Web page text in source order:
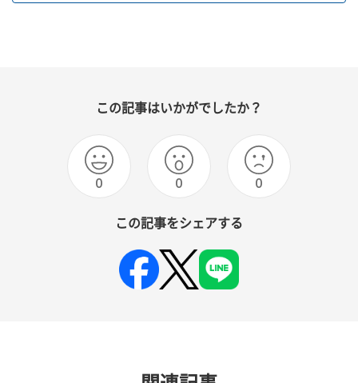
この記事はいかがでしたか？
0 0 0
この記事をシェアする